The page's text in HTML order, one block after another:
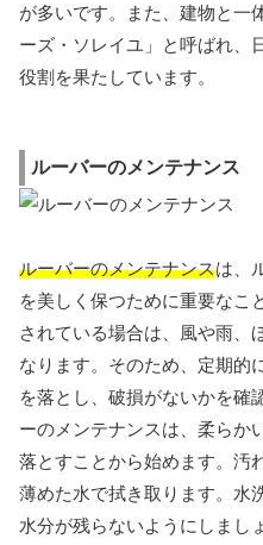
が多いです。また、建物と一
ーズ・ソレイユ」と呼ばれ、
役割を果たしています。
ルーバーのメンテナンス
ルーバーのメンテナンスは、
を美しく保つために重要なこ
されている場合は、風や雨、
なります。そのため、定期的
を落とし、破損がないかを確
ーのメンテナンスは、柔らか
落とすことから始めます。汚
薄めた水で拭き取ります。水
水分が残らないようにしまし